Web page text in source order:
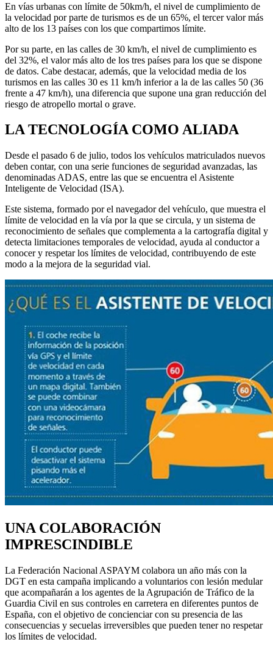
En vías urbanas con límite de 50km/h, el nivel de cumplimiento de
la velocidad por parte de turismos es de un 65%, el tercer valor más
alto de los 13 países con los que compartimos límite.
Por su parte, en las calles de 30 km/h, el nivel de cumplimiento es
del 32%, el valor más alto de los tres países para los que se dispone
de datos. Cabe destacar, además, que la velocidad media de los
turismos en las calles 30 es 11 km/h inferior a la de las calles 50 (36
frente a 47 km/h), una diferencia que supone una gran reducción del
riesgo de atropello mortal o grave.
LA TECNOLOGÍA COMO ALIADA
Desde el pasado 6 de julio, todos los vehículos matriculados nuevos
deben contar, con una serie funciones de seguridad avanzadas, las
denominadas ADAS, entre las que se encuentra el Asistente
Inteligente de Velocidad (ISA).
Este sistema, formado por el navegador del vehículo, que muestra el
límite de velocidad en la vía por la que se circula, y un sistema de
reconocimiento de señales que complementa a la cartografía digital y
detecta limitaciones temporales de velocidad, ayuda al conductor a
conocer y respetar los límites de velocidad, contribuyendo de este
modo a la mejora de la seguridad vial.
UNA COLABORACIÓN
IMPRESCINDIBLE
La Federación Nacional ASPAYM colabora un año más con la
DGT en esta campaña implicando a voluntarios con lesión medular
que acompañarán a los agentes de la Agrupación de Tráfico de la
Guardia Civil en sus controles en carretera en diferentes puntos de
España, con el objetivo de concienciar con su presencia de las
consecuencias y secuelas irreversibles que pueden tener no respetar
los límites de velocidad.